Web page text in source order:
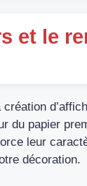
et le
du papier
leur
décoration.